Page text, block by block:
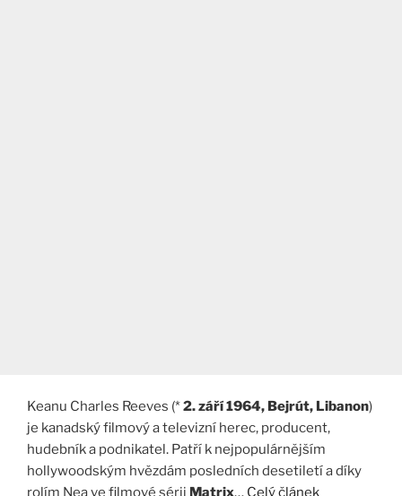
Keanu Charles Reeves (*2. září 1964, Bejrút, Libanon)
je kanadský filmový a televizní herec, producent,
hudebník a podnikatel. Patří k nejpopulárnějším
hollywoodským hvězdám posledních desetiletí a díky
rolím Nea ve filmové sérii Matrix… Celý článek